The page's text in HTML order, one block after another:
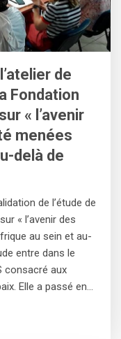
de
Fondation
« l’avenir
menées
delà de
de l’étude de
« l’avenir des
au sein et au-
entre dans le
consacré aux
Elle a passé en…